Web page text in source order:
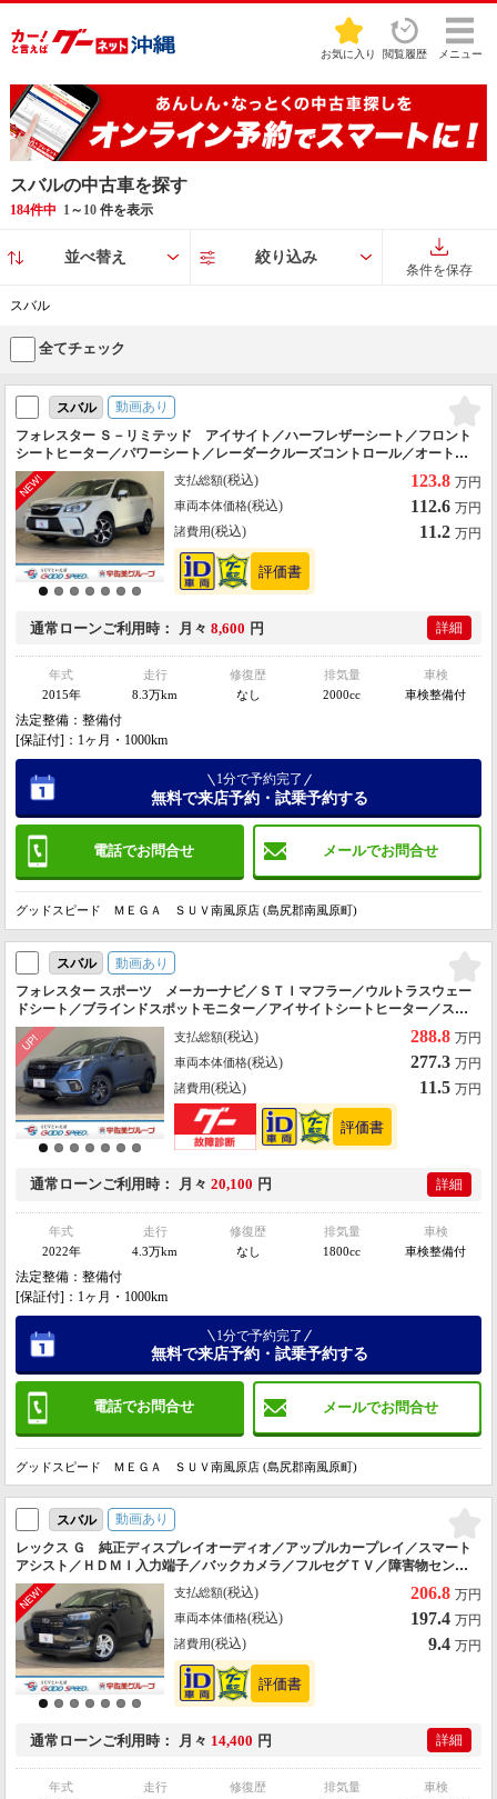
お気に入り 閲覧履歴 メニュー
スバルの中古車を探す
184件中 1～ 10件を表示
並べ替え 絞り込み
条件を保存
スバル
全てチェック
スバル
動画あり
フォレスター Ｓ－リミテッド アイサイト／ハーフレザーシート／フロント
シートヒーター／パワーシート／レーダークルーズコントロール／オートラ
イト／Ｂｌｕｅｔｏｏｔｈ／スマートキー・プッシュスタート／フロントフ
ォグライト／バックカメラ
支払総額(税込) 123.8 万円
車両本体価格(税込) 112.6 万円
諸費用(税込) 11.2 万円
通常ローンご利用時 月々 8,600 円 詳細
年式
2015年
走行
8.3万km
修復歴
なし
排気量
2000cc
車検
車検整備付
法定整備：整備付
[保証付]：1ヶ月・1000km
電話でお問合せ メールでお問合せ
1分で予約完了
無料で来店予約・試乗予約する
グッドスピード ＭＥＧＡ ＳＵＶ南風原店 (島尻郡南風原町)
スバル
動画あり
フォレスター スポーツ メーカーナビ／ＳＴＩマフラー／ウルトラスウェー
ドシート／ブラインドスポットモニター／アイサイトシートヒーター／ステ
アリングヒーター／パドルシフト／バックカメラ／サイドモニター／ＬＥＤ
ヘッドライト
支払総額(税込) 288.8 万円
車両本体価格(税込) 277.3 万円
諸費用(税込) 11.5 万円
通常ローンご利用時 月々 20,100 円 詳細
年式
2022年
走行
4.3万km
修復歴
なし
排気量
1800cc
車検
車検整備付
法定整備：整備付
[保証付]：1ヶ月・1000km
電話でお問合せ メールでお問合せ
1分で予約完了
無料で来店予約・試乗予約する
グッドスピード ＭＥＧＡ ＳＵＶ南風原店 (島尻郡南風原町)
スバル
動画あり
レックス Ｇ 純正ディスプレイオーディオ／アップルカープレイ／スマート
アシスト／ＨＤＭＩ入力端子／バックカメラ／フルセグＴＶ／障害物センサ
ー／ＬＥＤヘッドライト／プッシュスタート／ステアリングスイッチ／ＥＴ
Ｃ
支払総額(税込) 206.8 万円
車両本体価格(税込) 197.4 万円
諸費用(税込) 9.4 万円
通常ローンご利用時 月々 14,400 円 詳細
年式
走行
修復歴
排気量
車検